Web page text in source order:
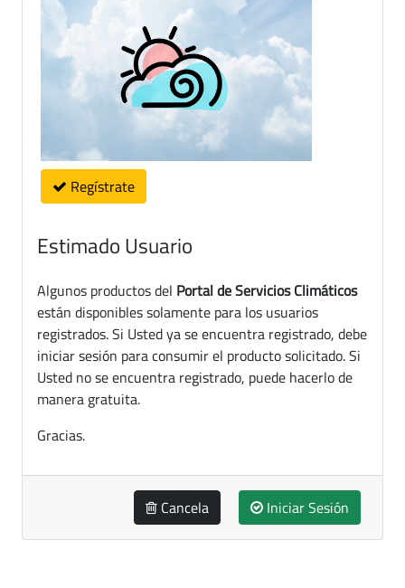
Regístrate
Estimado Usuario
Algunos productos del Portal de Servicios Climáticos
están disponibles solamente para los usuarios
registrados. Si Usted ya se encuentra registrado, debe
iniciar sesión para consumir el producto solicitado. Si
Usted no se encuentra registrado, puede hacerlo de
manera gratuita.
Gracias.
Cancela Iniciar Sesión